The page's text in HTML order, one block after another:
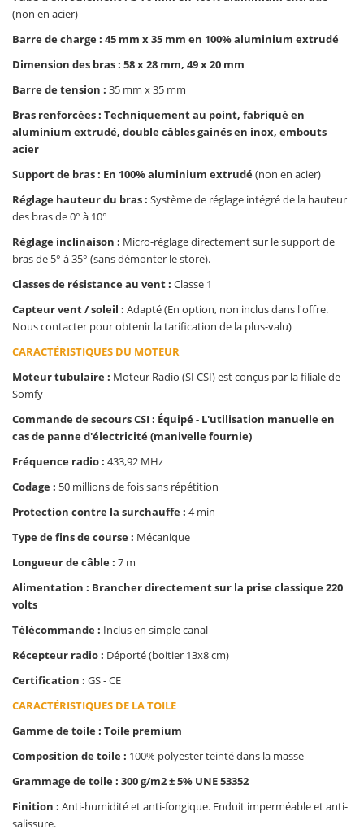
(non en acier)
Barre de charge : 45 mm x 35 mm en 100% aluminium extrudé
Dimension des bras : 58 x 28 mm, 49 x 20 mm
Barre de tension : 35 mm x 35 mm
Bras renforcées : Techniquement au point, fabriqué en
aluminium extrudé, double câbles gainés en inox, embouts
acier
Support de bras : En 100% aluminium extrudé(non en acier)
Réglage hauteur du bras : Système de réglage intégré de la hauteur
des bras de 0° à 10°
Réglage inclinaison : Micro-réglage directement sur le support de
bras de 5° à 35° (sans démonter le store).
Classes de résistance au vent : Classe 1
Capteur vent / soleil : Adapté (En option, non inclus dans l'offre.
Nous contacter pour obtenir la tarification de la plus-valu)
CARACTÉRISTIQUES DU MOTEUR
Moteur tubulaire : Moteur Radio (SI CSI) est conçus par la filiale de
Somfy
Commande de secours CSI : Équipé - L'utilisation manuelle en
cas de panne d'électricité (manivelle fournie)
Fréquence radio : 433,92 MHz
Codage : 50 millions de fois sans répétition
Protection contre la surchauffe : 4 min
Type de fins de course : Mécanique
Longueur de câble : 7 m
Alimentation : Brancher directement sur la prise classique 220
volts
Télécommande : Inclus en simple canal
Récepteur radio : Déporté (boitier 13x8 cm)
Certification : GS - CE
CARACTÉRISTIQUES DE LA TOILE
Gamme de toile : Toile premium
Composition de toile : 100% polyester teinté dans la masse
Grammage de toile : 300 g/m2 ± 5% UNE 53352
Finition : Anti-humidité et anti-fongique. Enduit imperméable et anti-
salissure.